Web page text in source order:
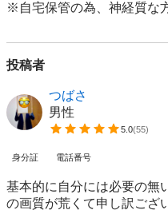
※自宅保管の為、神経質な
投稿者
つばさ
男性
5.0(55)
身分証 電話番号
基本的に自分には必要の無
の画質が荒くて申し訳ござ